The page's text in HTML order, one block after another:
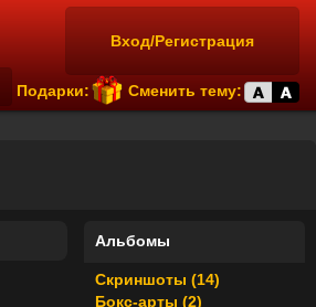
Вход/Регистрация
Подарки: Сменить тему:
Альбомы
Скриншоты (14)
Бокс-арты (2)